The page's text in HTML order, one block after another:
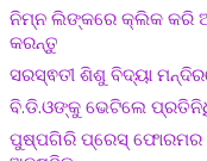
ନିମ୍ନ ଲିଙ୍କରେ କ୍ଲିକ କରି
କରନ୍ତୁ
ସରସ୍ଵତୀ ଶିଶୁ ବିଦ୍ୟା
ବି.ଡି.ଓଙ୍କୁ ଭେଟିଲେ ପ୍ରତିନିଧି
ପୁଷ୍ପଗିରି ପ୍ରେସ୍ ଫୋରମର